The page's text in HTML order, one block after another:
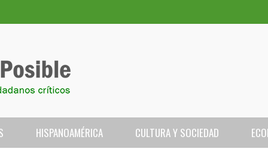
HISPANOAMÉRICA CULTURA Y SOCIEDAD